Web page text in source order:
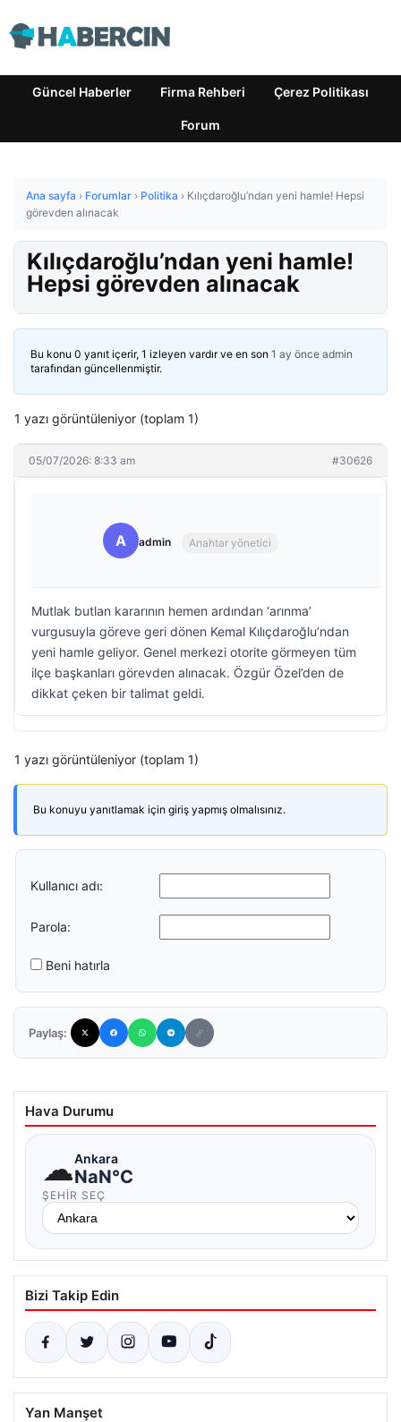
Güncel Haberler Firma Rehberi Çerez Politikası
Forum
Ana sayfa › Forumlar › Politika › Kılıçdaroğlu’ndan yeni hamle! Hepsi
görevden alınacak
Kılıçdaroğlu’ndan yeni hamle!
Hepsi görevden alınacak
Bu konu 0 yanıt içerir, 1 izleyen vardır ve en son 1 ay önce admin
tarafından güncellenmiştir.
1 yazı görüntüleniyor (toplam 1)
05/07/2026: 8:33 am #30626
A admin Anahtar yönetici
Mutlak butlan kararının hemen ardından ‘arınma’
vurgusuyla göreve geri dönen Kemal Kılıçdaroğlu’ndan
yeni hamle geliyor. Genel merkezi otorite görmeyen tüm
ilçe başkanları görevden alınacak. Özgür Özel’den de
dikkat çeken bir talimat geldi.
1 yazı görüntüleniyor (toplam 1)
Bu konuyu yanıtlamak için giriş yapmış olmalısınız.
Kullanıcı adı:
Parola:
Beni hatırla
Paylaş:
Hava Durumu
☁Ankara
NaN°C
ŞEHIR SEÇ
Bizi Takip Edin
Yan Manşet